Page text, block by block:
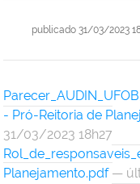
publicado 31/03/2023
- Pró-Reitoria de
31/03/2023 18h27
Planejamento.pdf —